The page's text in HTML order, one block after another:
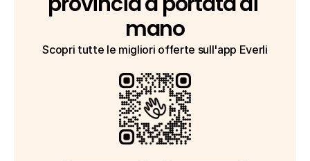
mano
Scopri tutte le migliori offerte sull'app Everli